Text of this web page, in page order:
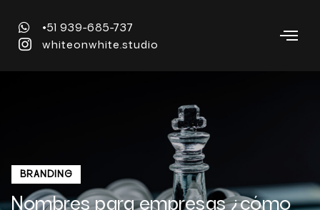
+51 939-685-737
whiteonwhite.studio
BRANDING
Nombres para empresas ¿cómo